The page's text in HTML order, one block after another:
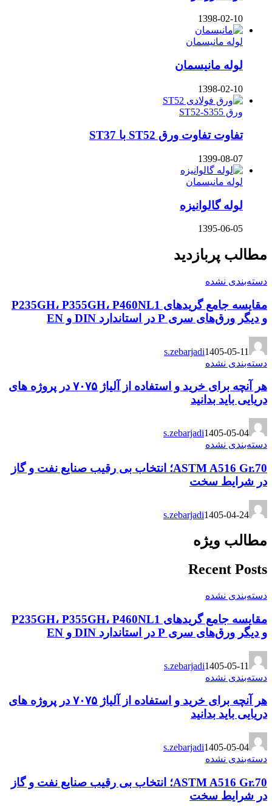
1398-02-10
لوله مانیسمان
لوله مانیسمان
1398-02-10
ورق ST52-S355
تفاوت تفاوت ورق ST52 با ST37
1399-08-07
لوله مانیسمان
لوله گالوانیزه
1395-06-05
مطالب پربازدید
دسته‌بندی نشده
مقایسه جامع گریدهای P235GH، P355GH، P460NL1
و دیگر ورق‌های سری P در استاندارد DIN و EN
s.zebarjadi1405-05-11
دسته‌بندی نشده
هر آنچه برای خرید و استفاده از آلیاژ ۷۰۷۵ در پروژه های
دریایی باید بدانید
s.zebarjadi1405-05-04
دسته‌بندی نشده
ASTM A516 Gr.70؛ انتخاب بی رقیب صنایع نفت و گاز
در شرایط سخت
s.zebarjadi1405-04-24
مطالب ویژه
Recent Posts
دسته‌بندی نشده
مقایسه جامع گریدهای P235GH، P355GH، P460NL1
و دیگر ورق‌های سری P در استاندارد DIN و EN
s.zebarjadi1405-05-11
دسته‌بندی نشده
هر آنچه برای خرید و استفاده از آلیاژ ۷۰۷۵ در پروژه های
دریایی باید بدانید
s.zebarjadi1405-05-04
دسته‌بندی نشده
ASTM A516 Gr.70؛ انتخاب بی رقیب صنایع نفت و گاز
در شرایط سخت